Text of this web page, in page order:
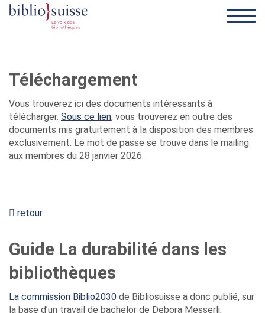
Téléchargement
Vous trouverez ici des documents intéressants à
télécharger. Sous ce lien, vous trouverez en outre des
documents mis gratuitement à la disposition des membres
exclusivement. Le mot de passe se trouve dans le mailing
aux membres du 28 janvier 2026.
retour
Guide La durabilité dans les
bibliothèques
La commission Biblio2030 de Bibliosuisse a donc publié, sur
la base d’un travail de bachelor de Debora Messerli,